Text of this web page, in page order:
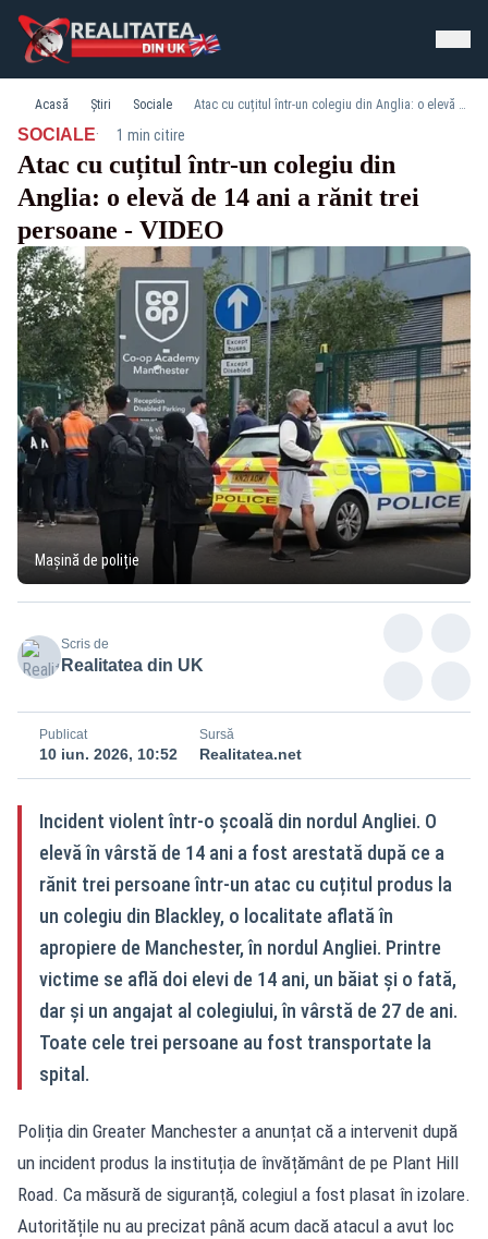
Acasă Știri Sociale Atac cu cuțitul într-un colegiu din Anglia: o elevă de 14 ani a rănit trei persoane - VIDEO
SOCIALE· 1 min citire
Atac cu cuțitul într-un colegiu din
Anglia: o elevă de 14 ani a rănit trei
persoane - VIDEO
Mașină de poliție
Scris de
Realitatea din UK
Publicat
10 iun. 2026, 10:52
Sursă
Realitatea.net
Incident violent într-o școală din nordul Angliei. O
elevă în vârstă de 14 ani a fost arestată după ce a
rănit trei persoane într-un atac cu cuțitul produs la
un colegiu din Blackley, o localitate aflată în
apropiere de Manchester, în nordul Angliei. Printre
victime se află doi elevi de 14 ani, un băiat și o fată,
dar și un angajat al colegiului, în vârstă de 27 de ani.
Toate cele trei persoane au fost transportate la
spital.
Poliția din Greater Manchester a anunțat că a intervenit după
un incident produs la instituția de învățământ de pe Plant Hill
Road. Ca măsură de siguranță, colegiul a fost plasat în izolare.
Autoritățile nu au precizat până acum dacă atacul a avut loc